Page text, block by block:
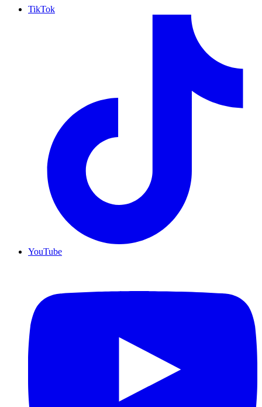
TikTok
YouTube